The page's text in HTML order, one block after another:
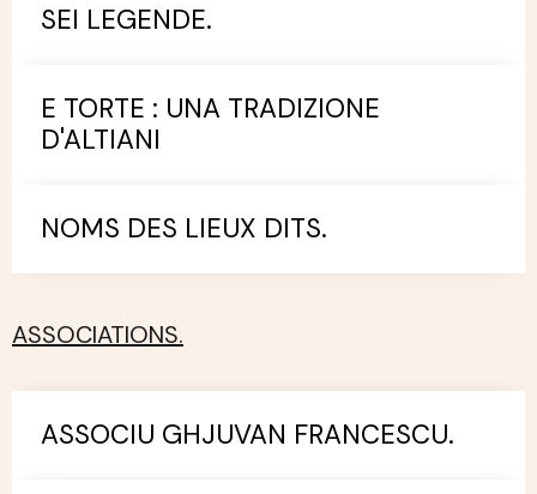
SEI LEGENDE.
E TORTE : UNA TRADIZIONE
D'ALTIANI
NOMS DES LIEUX DITS.
ASSOCIATIONS.
ASSOCIU GHJUVAN FRANCESCU.